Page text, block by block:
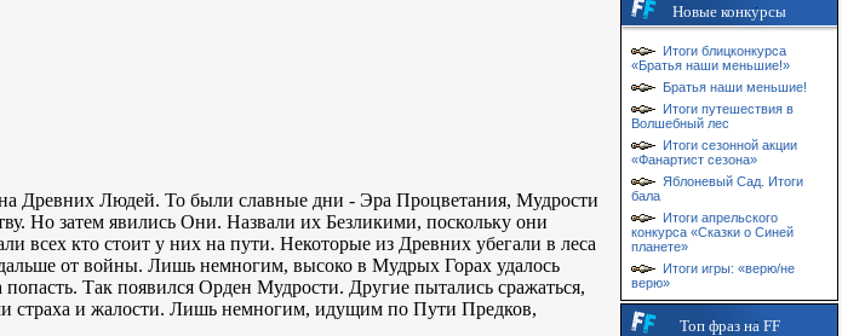
Древних Людей. То были славные дни - Эра Процветания, Мудрости
Но затем явились Они. Назвали их Безликими, поскольку они
всех кто стоит у них на пути. Некоторые из Древних убегали в леса
от войны. Лишь немногим, высоко в Мудрых Горах удалось
попасть. Так появился Орден Мудрости. Другие пытались сражаться,
страха и жалости. Лишь немногим, идущим по Пути Предков,
Новые конкурсы
Итоги блицконкурса
«Братья наши меньшие!»
Братья наши меньшие!
Итоги путешествия в
Волшебный лес
Итоги сезонной акции
«Фанартист сезона»
Яблоневый Сад. Итоги
бала
Итоги апрельского
конкурса «Сказки о Синей
планете»
Итоги игры: «верю/не
верю»
Топ фраз на FF